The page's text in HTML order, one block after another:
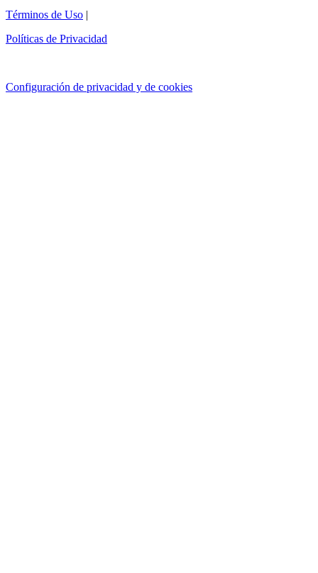
Términos de Uso |
Políticas de Privacidad
Configuración de privacidad y de cookies